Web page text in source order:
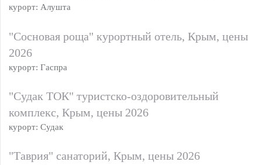
курорт: Алушта
"Сосновая роща" курортный отель, Крым, цены
2026
курорт: Гаспра
"Судак ТОК" туристско-оздоровительный
комплекс, Крым, цены 2026
курорт: Судак
"Таврия" санаторий, Крым, цены 2026